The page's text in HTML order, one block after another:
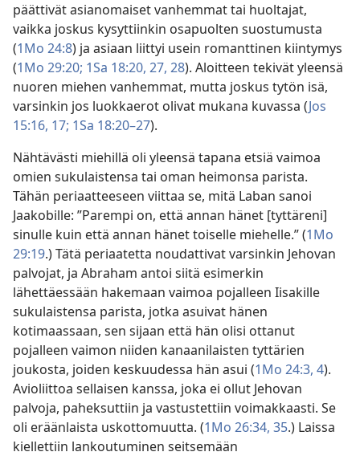
päättivät asianomaiset vanhemmat tai huoltajat,
vaikka joskus kysyttiinkin osapuolten suostumusta
(1Mo 24:8) ja asiaan liittyi usein romanttinen kiintymys
(1Mo 29:20; 1Sa 18:20, 27, 28). Aloitteen tekivät yleensä
nuoren miehen vanhemmat, mutta joskus tytön isä,
varsinkin jos luokkaerot olivat mukana kuvassa (Jos
15:16, 17; 1Sa 18:20–27).
Nähtävästi miehillä oli yleensä tapana etsiä vaimoa
omien sukulaistensa tai oman heimonsa parista.
Tähän periaatteeseen viittaa se, mitä Laban sanoi
Jaakobille: ”Parempi on, että annan hänet [tyttäreni]
sinulle kuin että annan hänet toiselle miehelle.” (1Mo
29:19.) Tätä periaatetta noudattivat varsinkin Jehovan
palvojat, ja Abraham antoi siitä esimerkin
lähettäessään hakemaan vaimoa pojalleen Iisakille
sukulaistensa parista, jotka asuivat hänen
kotimaassaan, sen sijaan että hän olisi ottanut
pojalleen vaimon niiden kanaanilaisten tyttärien
joukosta, joiden keskuudessa hän asui (1Mo 24:3, 4).
Avioliittoa sellaisen kanssa, joka ei ollut Jehovan
palvoja, paheksuttiin ja vastustettiin voimakkaasti. Se
oli eräänlaista uskottomuutta. (1Mo 26:34, 35.) Laissa
kiellettiin lankoutuminen seitsemään